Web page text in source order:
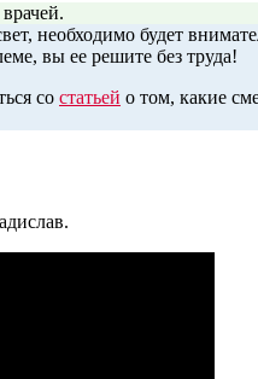
необходимо будет
вы ее решите без труда!
со статьей о том, какие